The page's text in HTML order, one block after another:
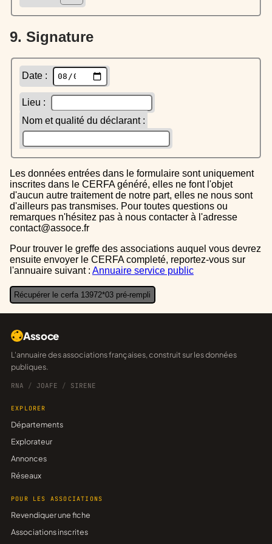
9. Signature
Date :
Lieu :
Nom et qualité du déclarant :
Les données entrées dans le formulaire sont uniquement
inscrites dans le CERFA généré, elles ne font l'objet
d'aucun autre traitement de notre part, elles ne nous sont
d'ailleurs pas transmises. Pour toutes questions ou
remarques n'hésitez pas à nous contacter à l'adresse
contact@assoce.fr
Pour trouver le greffe des associations auquel vous devrez
ensuite envoyer le CERFA completé, reportez-vous sur
l'annuaire suivant : Annuaire service public
Récupérer le cerfa 13972*03 pré-rempli
Assoce
L'annuaire des associations françaises, construit sur les données
publiques.
RNA / JOAFE / SIRENE
EXPLORER
Départements
Explorateur
Annonces
Réseaux
POUR LES ASSOCIATIONS
Revendiquer une fiche
Associations inscrites